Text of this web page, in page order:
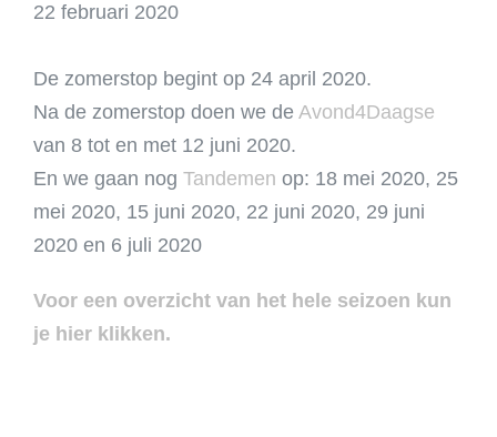
22 februari 2020
De zomerstop begint op 24 april 2020.
Na de zomerstop doen we de Avond4Daagse
van 8 tot en met 12 juni 2020.
En we gaan nog Tandemen op: 18 mei 2020, 25
mei 2020, 15 juni 2020, 22 juni 2020, 29 juni
2020 en 6 juli 2020
Voor een overzicht van het hele seizoen kun
je hier klikken.